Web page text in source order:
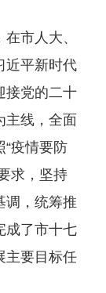
市人大、
近平新时代
接党的二十
主线，全面
疫情要防
求，坚持
调，统筹推
成了市十七
主要目标任